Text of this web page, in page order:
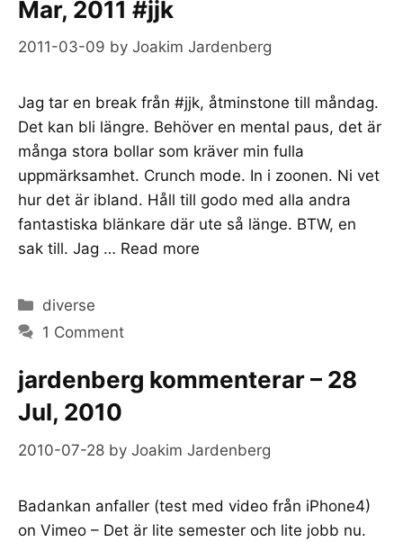
Mar, 2011 #jjk
2011-03-09 by Joakim Jardenberg
Jag tar en break från #jjk, åtminstone till måndag.
Det kan bli längre. Behöver en mental paus, det är
många stora bollar som kräver min fulla
uppmärksamhet. Crunch mode. In i zoonen. Ni vet
hur det är ibland. Håll till godo med alla andra
fantastiska blänkare där ute så länge. BTW, en
sak till. Jag … Read more
Categories
diverse
1 Comment
jardenberg kommenterar – 28
Jul, 2010
2010-07-28 by Joakim Jardenberg
Badankan anfaller (test med video från iPhone4)
on Vimeo – Det är lite semester och lite jobb nu.